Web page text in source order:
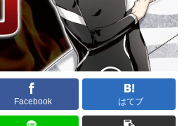
Facebook はてブ